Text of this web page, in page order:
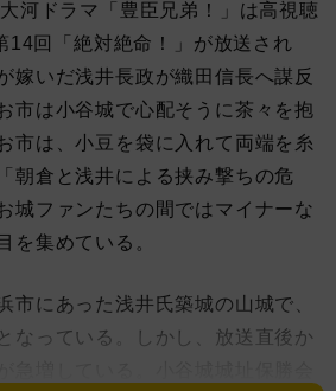
河ドラマ「豊臣兄弟！」は高視聴
14回「絶対絶命！」が放送され
嫁いだ浅井長政が織田信長へ謀反
市は小谷城で心配そうに茶々を抱
市は、小豆を袋に入れて両端を糸
朝倉と浅井による挟み撃ちの危
城ファンたちの間ではマイナーな
を集めている。
にあった浅井氏築城の山城で、
なっている。しかし、放送直後か